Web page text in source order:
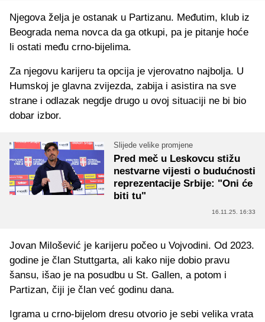
Njegova želja je ostanak u Partizanu. Međutim, klub iz
Beograda nema novca da ga otkupi, pa je pitanje hoće
li ostati među crno-bijelima.
Za njegovu karijeru ta opcija je vjerovatno najbolja. U
Humskoj je glavna zvijezda, zabija i asistira na sve
strane i odlazak negdje drugo u ovoj situaciji ne bi bio
dobar izbor.
Slijede velike promjene
Pred meč u Leskovcu stižu
nestvarne vijesti o budućnosti
reprezentacije Srbije: "Oni će
biti tu"
16.11.25. 16:33
Jovan Milošević je karijeru počeo u Vojvodini. Od 2023.
godine je član Stuttgarta, ali kako nije dobio pravu
šansu, išao je na posudbu u St. Gallen, a potom i
Partizan, čiji je član već godinu dana.
Igrama u crno-bijelom dresu otvorio je sebi velika vrata